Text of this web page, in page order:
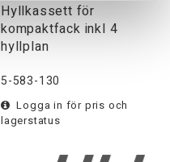
Hyllkassett för
kompaktfack inkl 4
hyllplan
5-583-130
Logga in för pris och
lagerstatus